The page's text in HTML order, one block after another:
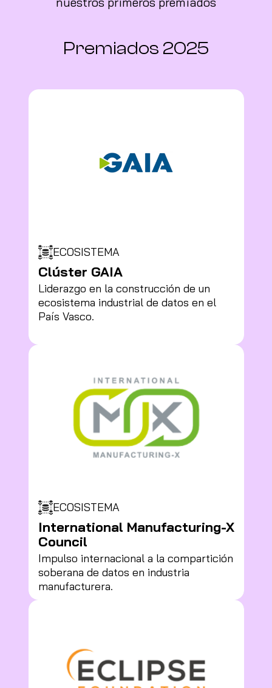
Premiados 2025
ECOSISTEMA
Clúster GAIA
Liderazgo en la construcción de un
ecosistema industrial de datos en el
País Vasco.
ECOSISTEMA
International Manufacturing-X
Council
Impulso internacional a la compartición
soberana de datos en industria
manufacturera.